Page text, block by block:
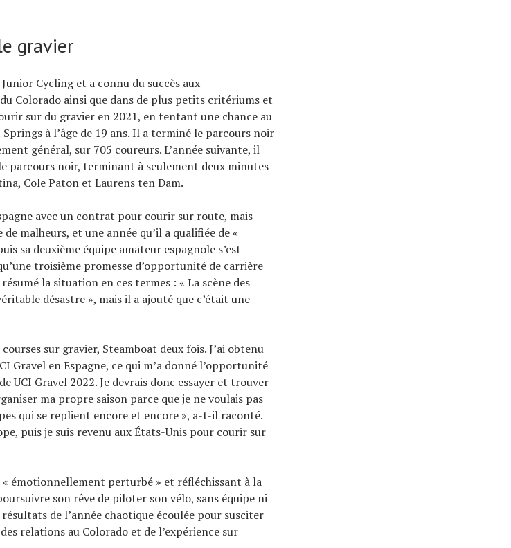
gravier
Cycling et a connu du succès aux
Colorado ainsi que dans de plus petits critériums et
sur du gravier en 2021, en tentant une chance au
à l’âge de 19 ans. Il a terminé le parcours noir
général, sur 705 coureurs. L’année suivante, il
parcours noir, terminant à seulement deux minutes
Cole Paton et Laurens ten Dam.
avec un contrat pour courir sur route, mais
malheurs, et une année qu’il a qualifiée de «
sa deuxième équipe amateur espagnole s’est
troisième promesse d’opportunité de carrière
la situation en ces termes : « La scène des
désastre », mais il a ajouté que c’était une
sur gravier, Steamboat deux fois. J’ai obtenu
Gravel en Espagne, ce qui m’a donné l’opportunité
UCI Gravel 2022. Je devrais donc essayer et trouver
ma propre saison parce que je ne voulais pas
qui se replient encore et encore », a-t-il raconté.
puis je suis revenu aux États-Unis pour courir sur
« émotionnellement perturbé » et réfléchissant à la
son rêve de piloter son vélo, sans équipe ni
de l’année chaotique écoulée pour susciter
relations au Colorado et de l’expérience sur